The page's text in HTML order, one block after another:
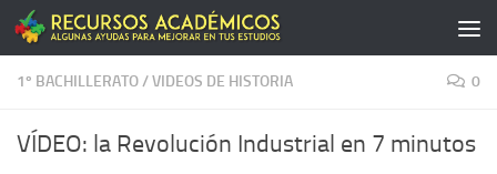
Saltar al contenido
1º BACHILLERATO/VIDEOS DE HISTORIA 0
VÍDEO: la Revolución Industrial en 7 minutos